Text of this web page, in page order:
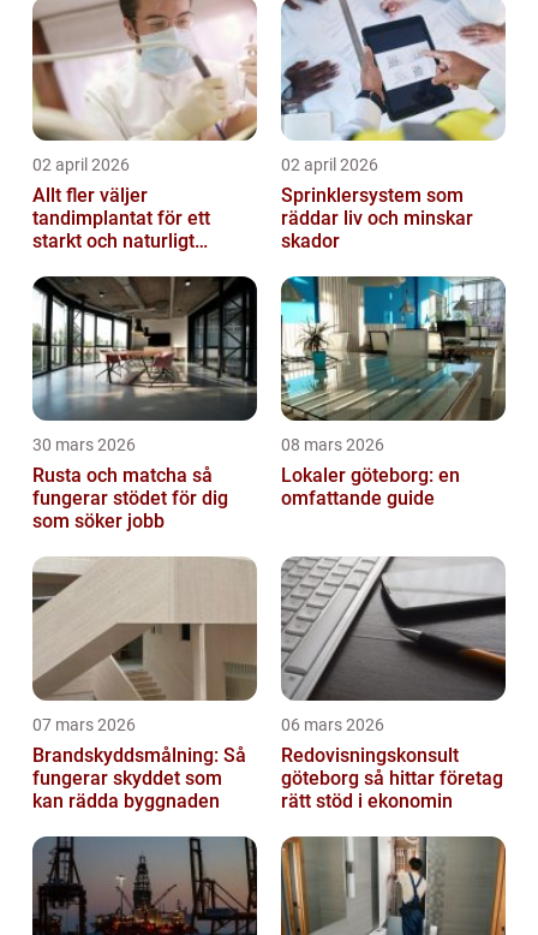
02 april 2026
Allt fler väljer
tandimplantat för ett
starkt och naturligt
02 april 2026
Sprinklersystem som
räddar liv och minskar
skador
30 mars 2026
Rusta och matcha så
fungerar stödet för dig
som söker jobb
08 mars 2026
Lokaler göteborg: en
omfattande guide
07 mars 2026
Brandskyddsmålning: Så
fungerar skyddet som
kan rädda byggnaden
06 mars 2026
Redovisningskonsult
göteborg så hittar företag
rätt stöd i ekonomin